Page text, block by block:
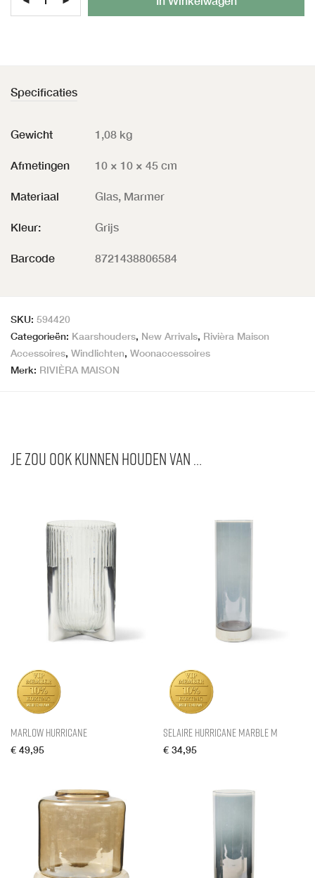
Specificaties
Gewicht 1,08 kg
Afmetingen 10 × 10 × 45 cm
Materiaal Glas, Marmer
Kleur: Grijs
Barcode 8721438806584
SKU: 594420
Categorieën: Kaarshouders, New Arrivals, Rivièra Maison
Accessoires, Windlichten, Woonaccessoires
Merk: RIVIÈRA MAISON
Je zou ook kunnen houden van …
Marlow Hurricane
€ 49,95
Selaire Hurricane Marble M
€ 34,95